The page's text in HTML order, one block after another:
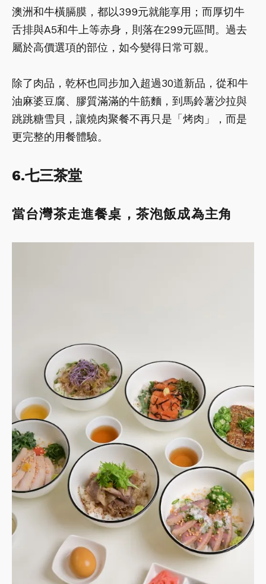
澳洲和牛橫膈膜，都以399元就能享用；而厚切牛
舌排與A5和牛上等赤身，則落在299元區間。過去
屬於高價選項的部位，如今變得日常可親。
除了肉品，乾杯也同步加入超過30道新品，從和牛
油麻婆豆腐、膠質滿滿的牛筋麵，到馬鈴薯沙拉與
跳跳糖雪貝，讓燒肉聚餐不再只是「烤肉」，而是
更完整的用餐體驗。
6.七三茶堂
當台灣茶走進餐桌，茶泡飯成為主角